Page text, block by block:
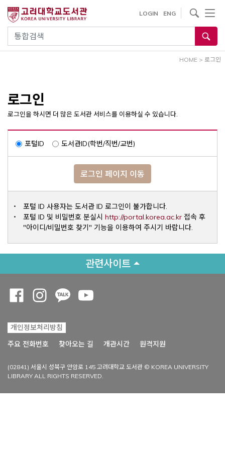
건
통합검색
LOGIN ENG
사이트내 검색
HOME > 로그인
로그인
로그인을 하시면 더 많은 도서관 서비스를 이용하실 수 있습니다.
포털ID 도서관ID(학번/직번/교번)
로그인 페이지 이동
포털 ID 사용자는 도서관 ID 로그인이 불가합니다.
포털 ID 및 비밀번호 분실시 http://portal.korea.ac.krOpens a
접속 후
"아이디/비밀번호 찾기" 기능을 이용하여 주시기 바랍니다.
관련사이트
개인정보처리방침
주요 전화번호
찾아오는 길 개관시간 원격지원
(02841) 서울시 성북구 안암로 145 고려대학교 도서관 © KOREA UNIVERSITY
LIBRARY ALL RIGHTS RESERVED.
Opens a new window
Opens a new window
Opens a new window